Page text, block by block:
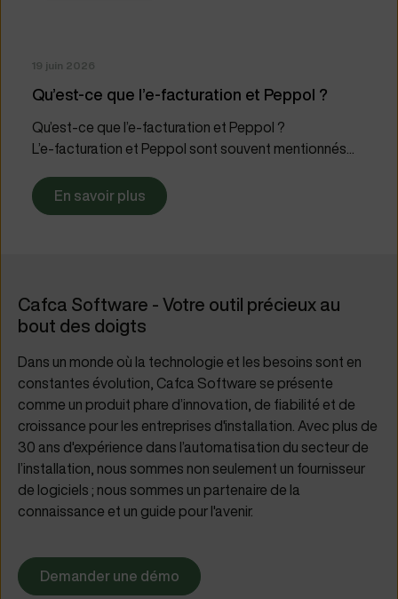
19 juin 2026
Qu’est-ce que l’e‑facturation et Peppol ?
Qu’est-ce que l’e‑facturation et Peppol ?
L’e‑facturation et Peppol sont souvent mentionnés...
En savoir plus
Cafca Software - Votre outil précieux au
bout des doigts
Dans un monde où la technologie et les besoins sont en
constantes évolution, Cafca Software se présente
comme un produit phare d’innovation, de fiabilité et de
croissance pour les entreprises d'installation. Avec plus de
30 ans d'expérience dans l’automatisation du secteur de
l’installation, nous sommes non seulement un fournisseur
de logiciels ; nous sommes un partenaire de la
connaissance et un guide pour l'avenir.
Demander une démo